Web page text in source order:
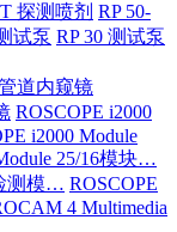
探测喷剂 RP 50-
试泵 RP 30 测试泵
道内窥镜
ROSCOPE i2000
i2000 Module
25/16模块…
测模… ROSCOPE
4 Multimedia